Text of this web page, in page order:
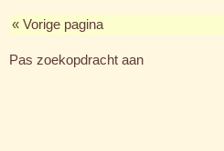
« Vorige pagina
Pas zoekopdracht aan